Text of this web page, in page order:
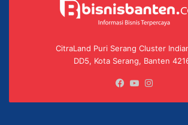
CitraLand Puri Serang Cluster
DD5, Kota Serang, Banten
Facebook
YouTube